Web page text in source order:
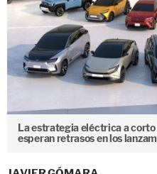
La estrategia eléctrica a
esperan retrasos en los